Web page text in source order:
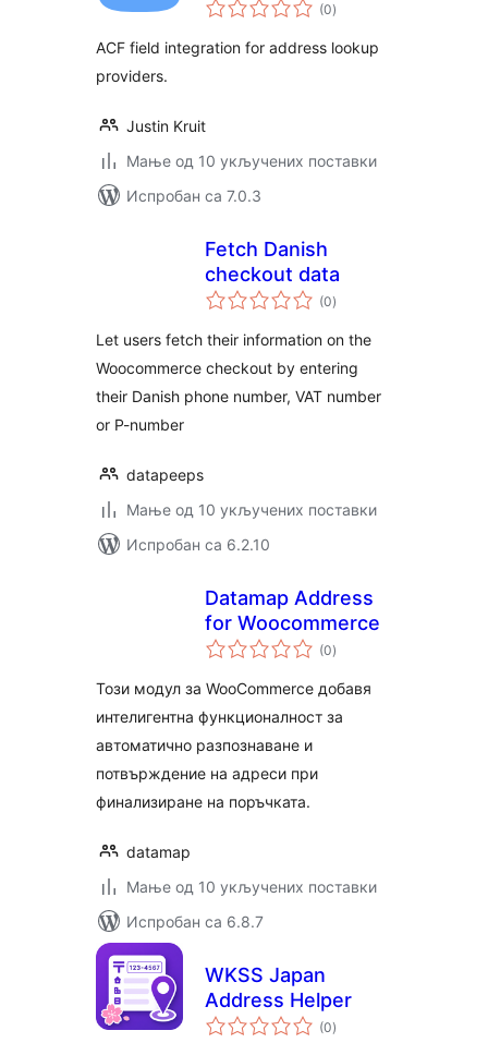
(0оцена
)
ACF field integration for address lookup
providers.
Justin Kruit
Мање од 10 укључених поставки
Испробан са 7.0.3
Fetch Danish
checkout data
(0укупних
оцена
)
Let users fetch their information on the
Woocommerce checkout by entering
their Danish phone number, VAT number
or P-number
datapeeps
Мање од 10 укључених поставки
Испробан са 6.2.10
Datamap Address
for Woocommerce
(0укупних
оцена
)
Този модул за WooCommerce добавя
интелигентна функционалност за
автоматично разпознаване и
потвърждение на адреси при
финализиране на поръчката.
datamap
Мање од 10 укључених поставки
Испробан са 6.8.7
WKSS Japan
Address Helper
(0укупних
оцена
)